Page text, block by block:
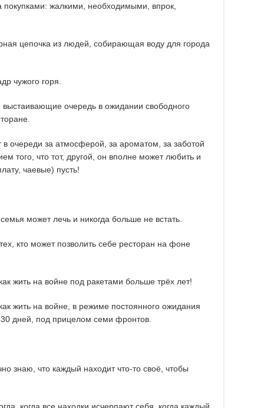
жалкими, необходимыми, впрок,
цепочка из людей, собирающая воду для города
чужого горя.
очередь в ожидании свободного
в очереди за атмосферой, за ароматом, за заботой
того, что тот, другой, он вполне может любить и
чаевые) пусть!
может лечь и никогда больше не встать.
кто может позволить себе ресторан на фоне
жить на войне под ракетами больше трёх лет!
жить на войне, в режиме постоянного ожидания
дней, под прицелом семи фронтов.
знаю, что каждый находит что-то своё, чтобы